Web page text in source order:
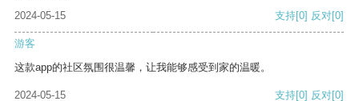
2024-05-15
支持[0] 反对[0]
游客
这款app的社区氛围很温馨，让我能够感受到家的温暖。
2024-05-15 支持[0] 反对[0]